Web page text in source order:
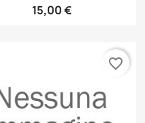
15,00 €
favorite_border